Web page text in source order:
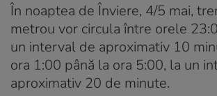
În noaptea de Înviere, 4/5 mai,
metrou vor circula între orele
un interval de aproximativ 10
ora 1:00 până la ora 5:00, la un
aproximativ 20 de minute.